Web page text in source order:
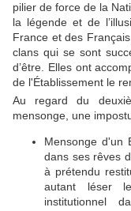
pilier de force de la
la légende et de
France et des
clans qui se sont
d’être. Elles ont
de l'Établissement le
Au regard du
mensonge, une
Mensonge d'un
dans ses rêves
à prétendu
autant léser
institutionnel